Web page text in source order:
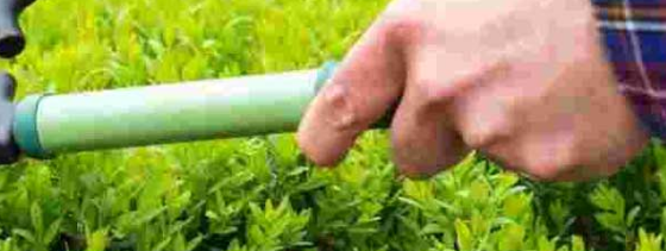
après la taille de
après la plantation de la
pour que la haie
principal de
arbustes. La taille
régulier. Pour une
de votre haie dans le
Renard 50.
Pour le cas d’un arbre fruitier, il est fortement
procéder à sa taille durant l’intervalle de temps où
est minimale. Autrement dit, la période idéale pour
arbres fruitiers est l’hiver, cycle pendant lequel la
sève se produit. Ceci dans le but que l’arbre se
Afin de réaliser une taille d’arbres fruitiers dans les
préférez les services de taille de haie Renard 50. Ce
professionnel un travail hors du commun dans ce